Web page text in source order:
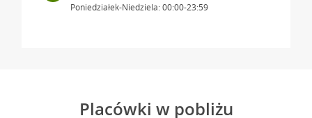
Poniedziałek-Niedziela: 00:00-23:59
Placówki w pobliżu